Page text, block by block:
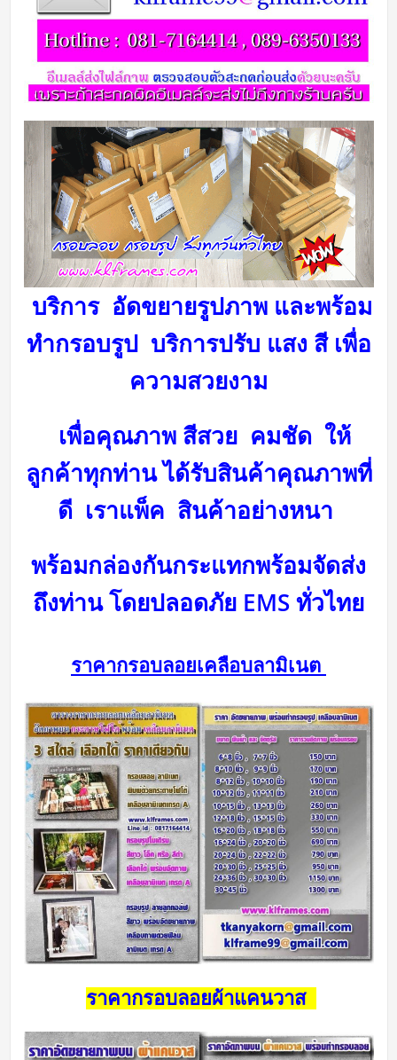
บริการ อัดขยายรูปภาพ และพร้อม
ทำกรอบรูป บริการปรับ แสง สี เพื่อ
ความสวยงาม
เพื่อคุณภาพ สีสวย คมชัด ให้
ลูกค้าทุกท่าน ได้รับสินค้าคุณภาพที่
ดี เราแพ็ค สินค้าอย่างหนา
พร้อมกล่องกันกระแทกพร้อมจัดส่ง
ถึงท่าน โดยปลอดภัย EMS ทั่วไทย
ราคากรอบลอยเคลือบลามิเนต
ราคากรอบลอยผ้าแคนวาส